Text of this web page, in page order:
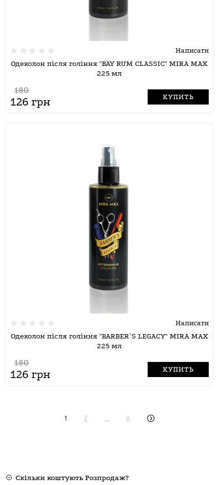
Написати
Одеколон після гоління "BAY RUM CLASSIC" MIRA MAX
225 мл
180
126 грн КУПИТЬ
Написати
Одеколон після гоління "BARBER`S LEGAСY" MIRA MAX
225 мл
180
126 грн КУПИТЬ
1 2 8
Скільки коштують Розпродаж?